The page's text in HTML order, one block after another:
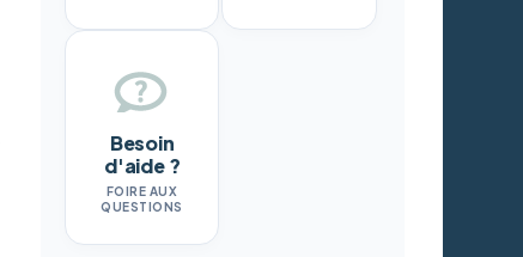
Besoin
d'aide ?
FOIRE AUX
QUESTIONS